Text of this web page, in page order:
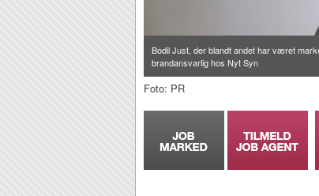
Bodil Just, der blandt andet har været
brandansvarlig hos Nyt Syn
Foto: PR